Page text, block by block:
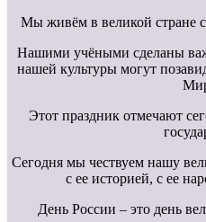
Мы живём в великой стране
Нашими учёными сделаны
нашей культуры могут
Этот праздник отмечают
Сегодня мы чествуем нашу
с ее историей, с ее
День России – это день